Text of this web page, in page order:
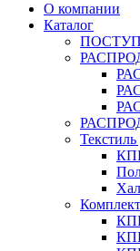
О компании
Каталог